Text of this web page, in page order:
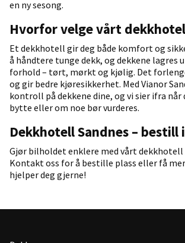
en ny sesong.
Hvorfor velge vårt
Et dekkhotell gir deg både komfort og
å håndtere tunge dekk, og dekkene lagres
forhold – tørt, mørkt og kjølig. Det
og gir bedre kjøresikkerhet. Med Vianor
kontroll på dekkene dine, og vi sier ifra når
bytte eller om noe bør vurderes.
Dekkhotell Sandnes – bestill
Gjør bilholdet enklere med vårt dekkhotell
Kontakt oss for å bestille plass eller få
hjelper deg gjerne!